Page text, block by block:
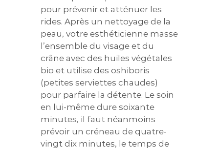
pour prévenir et atténuer les
rides. Après un nettoyage de la
peau, votre esthéticienne masse
l’ensemble du visage et du
crâne avec des huiles végétales
bio et utilise des oshiboris
(petites serviettes chaudes)
pour parfaire la détente. Le soin
en lui-même dure soixante
minutes, il faut néanmoins
prévoir un créneau de quatre-
vingt dix minutes, le temps de